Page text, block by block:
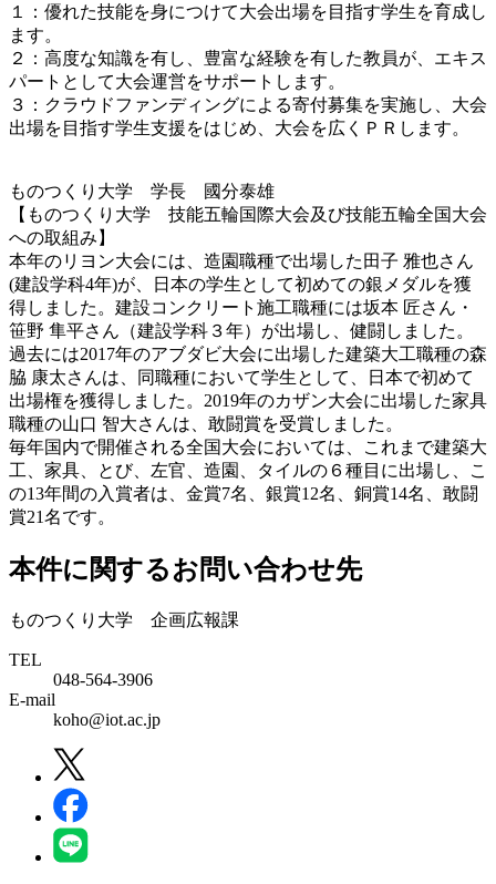
１：優れた技能を身につけて大会出場を目指す学生を育成し
ます。
２：高度な知識を有し、豊富な経験を有した教員が、エキス
パートとして大会運営をサポートします。
３：クラウドファンディングによる寄付募集を実施し、大会
出場を目指す学生支援をはじめ、大会を広くＰＲします。
ものつくり大学 学長 國分泰雄
【ものつくり大学 技能五輪国際大会及び技能五輪全国大会
への取組み】
本年のリヨン大会には、造園職種で出場した田子 雅也さん
(建設学科4年)が、日本の学生として初めての銀メダルを獲
得しました。建設コンクリート施工職種には坂本 匠さん・
笹野 隼平さん（建設学科３年）が出場し、健闘しました。
過去には2017年のアブダビ大会に出場した建築大工職種の森
脇 康太さんは、同職種において学生として、日本で初めて
出場権を獲得しました。2019年のカザン大会に出場した家具
職種の山口 智大さんは、敢闘賞を受賞しました。
毎年国内で開催される全国大会においては、これまで建築大
工、家具、とび、左官、造園、タイルの６種目に出場し、こ
の13年間の入賞者は、金賞7名、銀賞12名、銅賞14名、敢闘
賞21名です。
本件に関するお問い合わせ先
ものつくり大学 企画広報課
TEL
048-564-3906
E-mail
koho@iot.ac.jp